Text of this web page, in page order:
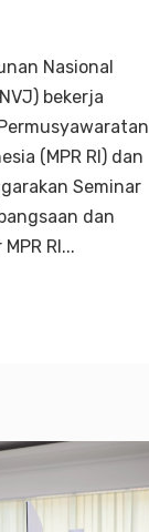
Nasional
bekerja
(MPR RI) dan
Seminar
dan
RI...